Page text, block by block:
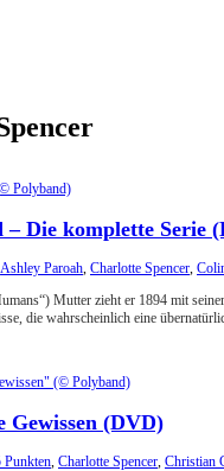
Die komplette Serie
Ashley Paroah, Charlotte Spencer,
Mutter zieht er 1894 mit
die wahrscheinlich eine
Gewissen (DVD)
Punkten, Charlotte Spencer, Christian